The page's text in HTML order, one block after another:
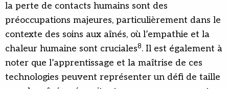
la perte de contacts humains sont des
préoccupations majeures, particulièrement dans le
contexte des soins aux aînés, où l’empathie et la
chaleur humaine sont cruciales8. Il est également à
noter que l’apprentissage et la maîtrise de ces
technologies peuvent représenter un défi de taille